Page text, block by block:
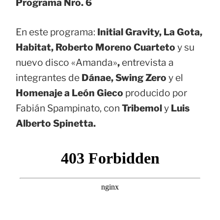
Programa Nro. 6
En este programa: Initial Gravity, La Gota,
Habitat, Roberto Moreno Cuarteto y su
nuevo disco «Amanda», entrevista a
integrantes de Dánae, Swing Zero y el
Homenaje a León Gieco producido por
Fabián Spampinato, con Tribemoly Luis
Alberto Spinetta.